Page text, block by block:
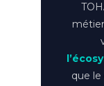
que le